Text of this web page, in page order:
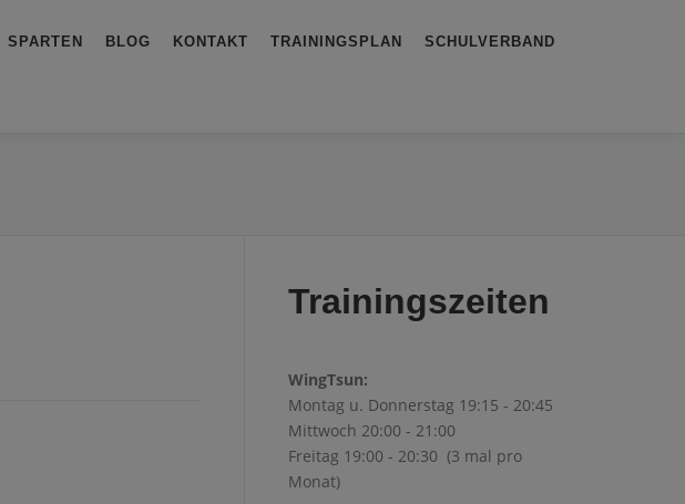
SPARTEN BLOG KONTAKT TRAININGSPLAN SCHULVERBAND
Trainingszeiten
WingTsun:
Montag u. Donnerstag 19:15 - 20:45
Mittwoch 20:00 - 21:00
Freitag 19:00 - 20:30 (3 mal pro
Monat)